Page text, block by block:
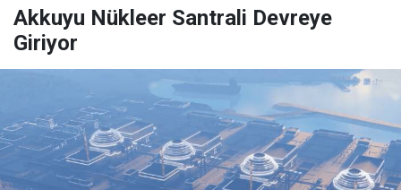
Akkuyu Nükleer Santrali Devreye
Giriyor